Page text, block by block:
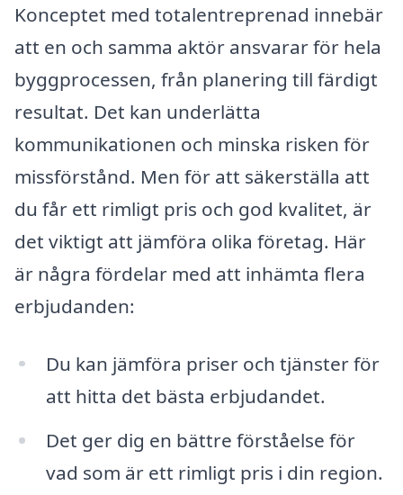
Konceptet med totalentreprenad innebär
att en och samma aktör ansvarar för hela
byggprocessen, från planering till färdigt
resultat. Det kan underlätta
kommunikationen och minska risken för
missförstånd. Men för att säkerställa att
du får ett rimligt pris och god kvalitet, är
det viktigt att jämföra olika företag. Här
är några fördelar med att inhämta flera
erbjudanden:
Du kan jämföra priser och tjänster för
att hitta det bästa erbjudandet.
Det ger dig en bättre förståelse för
vad som är ett rimligt pris i din region.